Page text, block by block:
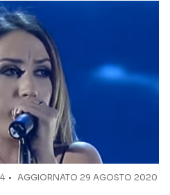
sui social
AGGIORNATO 29 AGOSTO 2020